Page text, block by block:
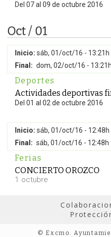
Del 07 al 09 de octubre 2016
Oct / 01
Inicio: sáb, 01/oct/16 - 13:21h
Final: dom, 02/oct/16 - 13:21h
Deportes
Actividades deportivas
Del 01 al 02 de octubre 2016
Inicio: sáb, 01/oct/16 - 12:48h
Final: sáb, 01/oct/16 - 12:48h
Ferias
CONCIERTO OROZCO
1 octubre
© Excmo.